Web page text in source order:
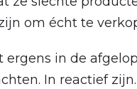
om écht te
ergens in de
In reactief zijn.